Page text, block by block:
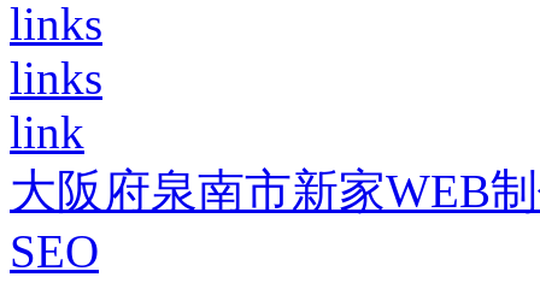
links
links
link
大阪府泉南市新家WEB
SEO